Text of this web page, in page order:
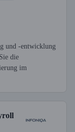
und -entwicklung
die
im